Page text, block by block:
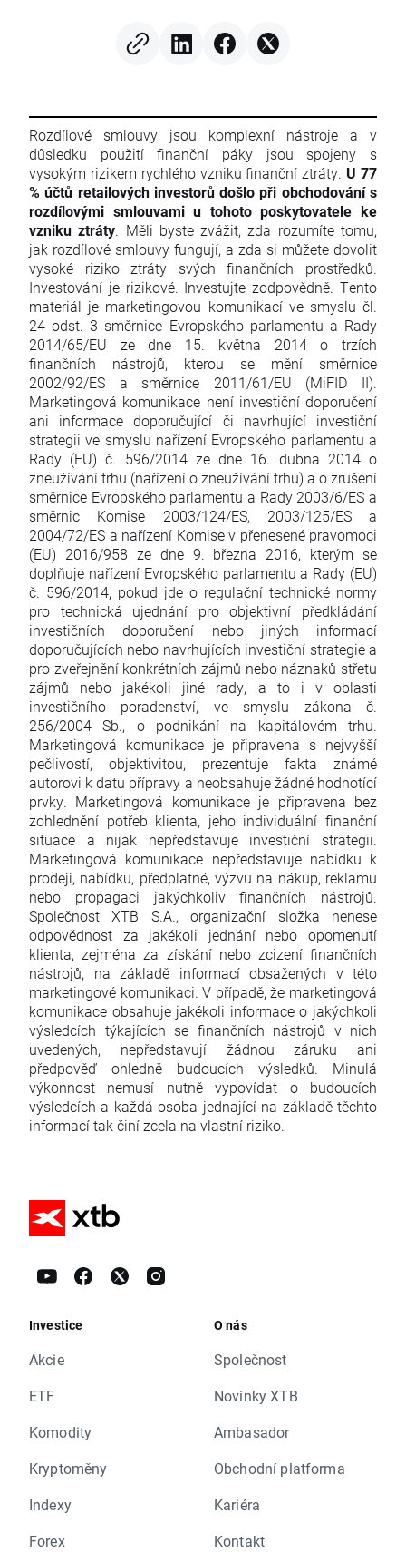
Rozdílové smlouvy jsou komplexní nástroje a v
důsledku použití finanční páky jsou spojeny s
vysokým rizikem rychlého vzniku finanční ztráty. U 77
% účtů retailových investorů došlo při obchodování s
rozdílovými smlouvami u tohoto poskytovatele ke
vzniku ztráty. Měli byste zvážit, zda rozumíte tomu,
jak rozdílové smlouvy fungují, a zda si můžete dovolit
vysoké riziko ztráty svých finančních prostředků.
Investování je rizikové. Investujte zodpovědně. Tento
materiál je marketingovou komunikací ve smyslu čl.
24 odst. 3 směrnice Evropského parlamentu a Rady
2014/65/EU ze dne 15. května 2014 o trzích
finančních nástrojů, kterou se mění směrnice
2002/92/ES a směrnice 2011/61/EU (MiFID II).
Marketingová komunikace není investiční doporučení
ani informace doporučující či navrhující investiční
strategii ve smyslu nařízení Evropského parlamentu a
Rady (EU) č. 596/2014 ze dne 16. dubna 2014 o
zneužívání trhu (nařízení o zneužívání trhu) a o zrušení
směrnice Evropského parlamentu a Rady 2003/6/ES a
směrnic Komise 2003/124/ES, 2003/125/ES a
2004/72/ES a nařízení Komise v přenesené pravomoci
(EU) 2016/958 ze dne 9. března 2016, kterým se
doplňuje nařízení Evropského parlamentu a Rady (EU)
č. 596/2014, pokud jde o regulační technické normy
pro technická ujednání pro objektivní předkládání
investičních doporučení nebo jiných informací
doporučujících nebo navrhujících investiční strategie a
pro zveřejnění konkrétních zájmů nebo náznaků střetu
zájmů nebo jakékoli jiné rady, a to i v oblasti
investičního poradenství, ve smyslu zákona č.
256/2004 Sb., o podnikání na kapitálovém trhu.
Marketingová komunikace je připravena s nejvyšší
pečlivostí, objektivitou, prezentuje fakta známé
autorovi k datu přípravy a neobsahuje žádné hodnotící
prvky. Marketingová komunikace je připravena bez
zohlednění potřeb klienta, jeho individuální finanční
situace a nijak nepředstavuje investiční strategii.
Marketingová komunikace nepředstavuje nabídku k
prodeji, nabídku, předplatné, výzvu na nákup, reklamu
nebo propagaci jakýchkoliv finančních nástrojů.
Společnost XTB S.A., organizační složka nenese
odpovědnost za jakékoli jednání nebo opomenutí
klienta, zejména za získání nebo zcizení finančních
nástrojů, na základě informací obsažených v této
marketingové komunikaci. V případě, že marketingová
komunikace obsahuje jakékoli informace o jakýchkoli
výsledcích týkajících se finančních nástrojů v nich
uvedených, nepředstavují žádnou záruku ani
předpověď ohledně budoucích výsledků. Minulá
výkonnost nemusí nutně vypovídat o budoucích
výsledcích a každá osoba jednající na základě těchto
informací tak činí zcela na vlastní riziko.
Investice
Akcie
ETF
Komodity
Kryptoměny
Indexy
Forex
O nás
Společnost
Novinky XTB
Ambasador
Obchodní platforma
Kariéra
Kontakt